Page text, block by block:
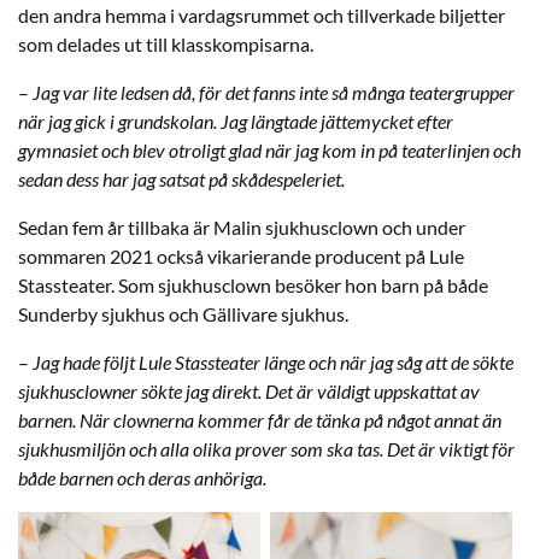
den andra hemma i vardagsrummet och tillverkade biljetter
som delades ut till klasskompisarna.
– Jag var lite ledsen då, för det fanns inte så många teatergrupper
när jag gick i grundskolan. Jag längtade jättemycket efter
gymnasiet och blev otroligt glad när jag kom in på teaterlinjen och
sedan dess har jag satsat på skådespeleriet.
Sedan fem år tillbaka är Malin sjukhusclown och under
sommaren 2021 också vikarierande producent på Lule
Stassteater. Som sjukhusclown besöker hon barn på både
Sunderby sjukhus och Gällivare sjukhus.
– Jag hade följt Lule Stassteater länge och när jag såg att de sökte
sjukhusclowner sökte jag direkt. Det är väldigt uppskattat av
barnen. När clownerna kommer får de tänka på något annat än
sjukhusmiljön och alla olika prover som ska tas. Det är viktigt för
både barnen och deras anhöriga.